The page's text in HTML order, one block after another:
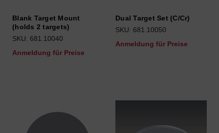
Blank Target Mount
(holds 2 targets)
SKU: 681.10040
Anmeldung für Preise
Dual Target Set (C/Cr)
SKU: 681.10050
Anmeldung für Preise